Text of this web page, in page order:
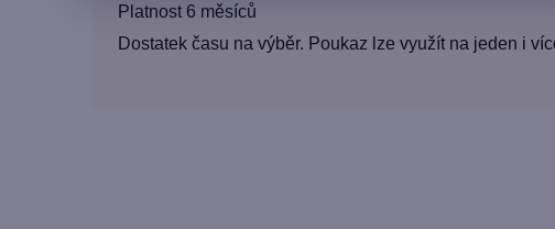
Platnost 6 měsíců
Dostatek času na výběr. Poukaz lze využít na jeden i